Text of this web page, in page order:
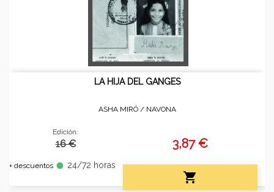
LA HIJA DEL GANGES
ASHA MIRÓ / NAVONA
Edición:
16 €
+ descuentos fiber_manual_record 24/72 horas
3,87 €
